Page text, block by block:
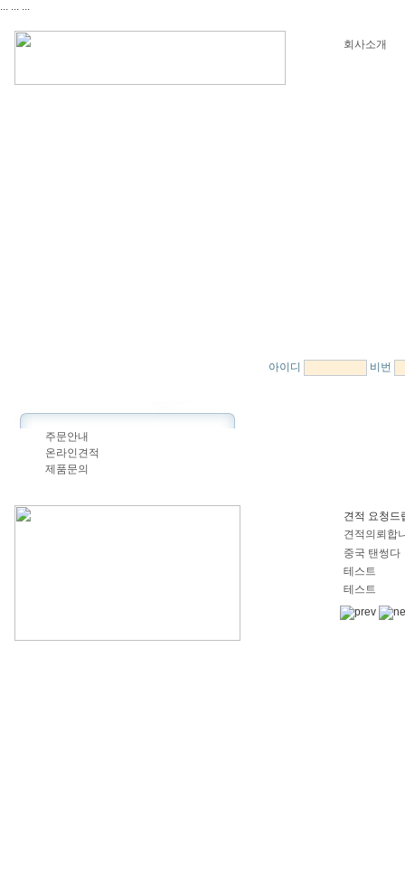
... ... ...
회사소개
아이디 비번
주문안내
온라인견적
제품문의
견적 요청드
견적의뢰합
중국 탠썽
테스트
테스트